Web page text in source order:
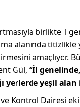
birlikte il
alanında
amaçlıyor.
Gül, “İl
yerlerde yeşil alan
Kontrol Dairesi